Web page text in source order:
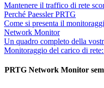
Mantenere il traffico di rete
Perché Paessler PRTG
Come si presenta il
Network Monitor
Un quadro completo della
Monitoraggio del carico di
PRTG Network Monitor